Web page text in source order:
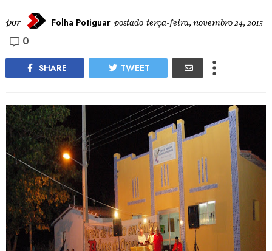
por Folha Potiguar postado terça-feira, novembro 24, 2015
0
SHARE TWEET